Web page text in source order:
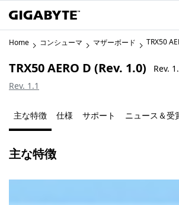
Home コンシューマ マザーボード TRX50
TRX50 AERO D (Rev. 1.0) Rev.
Rev. 1.1
主な特徴 仕様 サポート ニュース＆受
主な特徴